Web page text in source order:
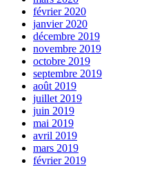
février 2020
janvier 2020
décembre 2019
novembre 2019
octobre 2019
septembre 2019
août 2019
juillet 2019
juin 2019
mai 2019
avril 2019
mars 2019
février 2019